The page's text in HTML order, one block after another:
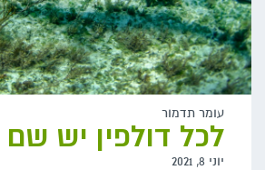
עומר תדמור
לכל דולפין יש שם
יוני 8, 2021